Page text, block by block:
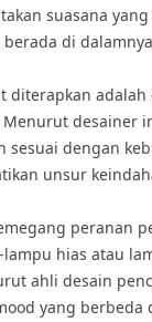
suasana
di
diterapkan
desainer
sesuai dengan
unsur
peranan
hias atau
ahli desain
yang